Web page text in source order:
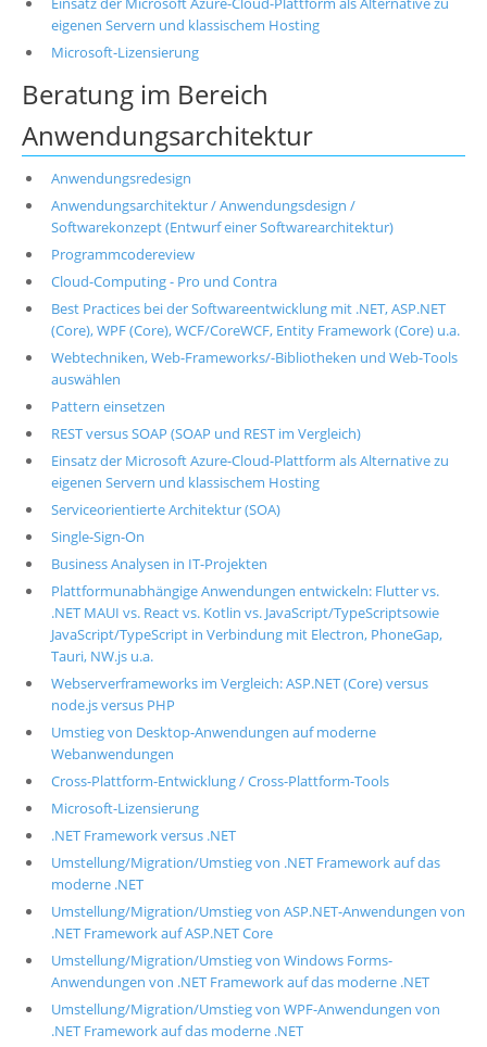
eigenen Servern und klassischem Hosting
Microsoft-Lizensierung
Beratung im Bereich
Anwendungsarchitektur
Anwendungsredesign
Anwendungsarchitektur / Anwendungsdesign /
Softwarekonzept (Entwurf einer Softwarearchitektur)
Programmcodereview
Cloud-Computing - Pro und Contra
Best Practices bei der Softwareentwicklung mit .NET, ASP.NET
(Core), WPF (Core), WCF/CoreWCF, Entity Framework (Core) u.a.
Webtechniken, Web-Frameworks/-Bibliotheken und Web-Tools
auswählen
Pattern einsetzen
REST versus SOAP (SOAP und REST im Vergleich)
Einsatz der Microsoft Azure-Cloud-Plattform als Alternative zu
eigenen Servern und klassischem Hosting
Serviceorientierte Architektur (SOA)
Single-Sign-On
Business Analysen in IT-Projekten
Plattformunabhängige Anwendungen entwickeln: Flutter vs.
.NET MAUI vs. React vs. Kotlin vs. JavaScript/TypeScriptsowie
JavaScript/TypeScript in Verbindung mit Electron, PhoneGap,
Tauri, NW.js u.a.
Webserverframeworks im Vergleich: ASP.NET (Core) versus
node.js versus PHP
Umstieg von Desktop-Anwendungen auf moderne
Webanwendungen
Cross-Plattform-Entwicklung / Cross-Plattform-Tools
Microsoft-Lizensierung
.NET Framework versus .NET
Umstellung/Migration/Umstieg von .NET Framework auf das
moderne .NET
Umstellung/Migration/Umstieg von ASP.NET-Anwendungen von
.NET Framework auf ASP.NET Core
Umstellung/Migration/Umstieg von Windows Forms-
Anwendungen von .NET Framework auf das moderne .NET
Umstellung/Migration/Umstieg von WPF-Anwendungen von
.NET Framework auf das moderne .NET